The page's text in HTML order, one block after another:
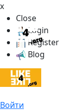
x
Close
Login
Register
Blog
Войти